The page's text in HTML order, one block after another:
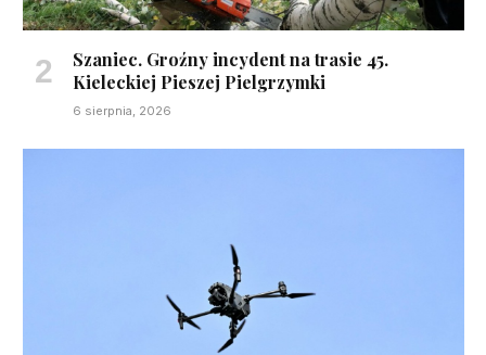
Szaniec. Groźny incydent na trasie 45.
Kieleckiej Pieszej Pielgrzymki
6 sierpnia, 2026